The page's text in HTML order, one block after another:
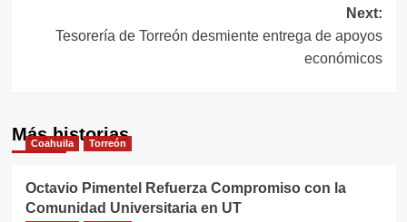
Next:
Tesorería de Torreón desmiente entrega de apoyos
económicos
Más historias
Coahuila Torreón
Octavio Pimentel Refuerza Compromiso con la
Comunidad Universitaria en UT